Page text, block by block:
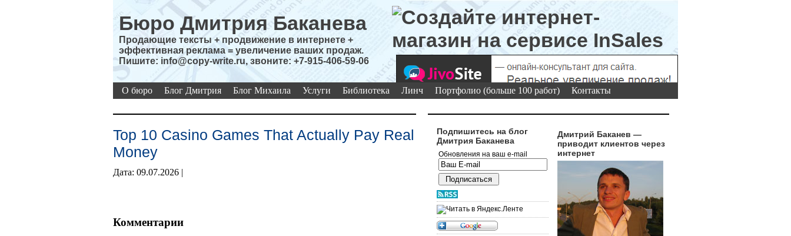
Бюро Дмитрия Баканева
Продающие тексты + продвижение в интернете +
эффективная реклама = увеличение ваших продаж.
Пишите: info@copy-write.ru, звоните: +7-915-406-59-06
О бюро Блог Дмитрия Блог Михаила Услуги Библиотека Линч Портфолио (больше 100 работ) Контакты
Top 10 Casino Games That Actually Pay Real
Money
Дата: 09.07.2026 |
Комментарии
Подпишитесь на блог
Дмитрия Баканева
Обновления на ваш e-mail
Дмитрий Баканев —
приводит клиентов через
интернет